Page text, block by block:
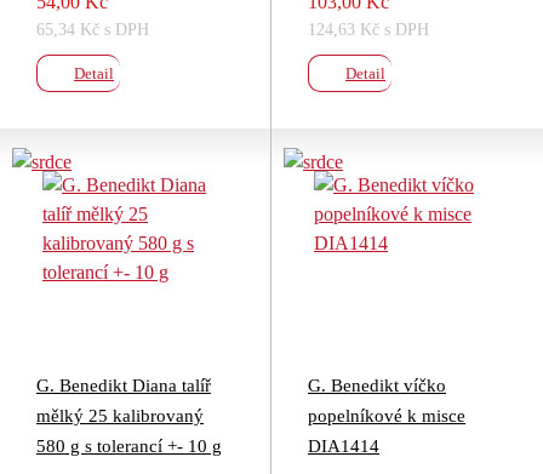
65,34 Kč s DPH
Detail
124,63 Kč s DPH
Detail
G. Benedikt Diana talíř
mělký 25 kalibrovaný
580 g s tolerancí +- 10 g
G. Benedikt víčko
popelníkové k misce
DIA1414